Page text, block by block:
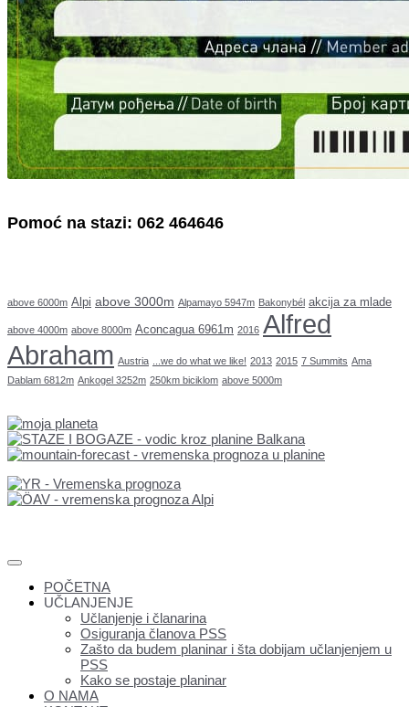
Pomoć na stazi: 062 464646
above 6000m Alpi above 3000m Alpamayo 5947m Bakonybél akcija za mlade
above 4000m above 8000m Aconcagua 6961m 2016 Alfred
Abraham Austria ...we do what we like! 2013 2015 7 Summits Ama
Dablam 6812m Ankogel 3252m 250km biciklom above 5000m
POČETNA
UČLANJENJE
Učlanjenje i članarina
Osiguranja članova PSS
Zašto da budem planinar i šta dobijam učlanjenjem u
PSS
Kako se postaje planinar
O NAMA